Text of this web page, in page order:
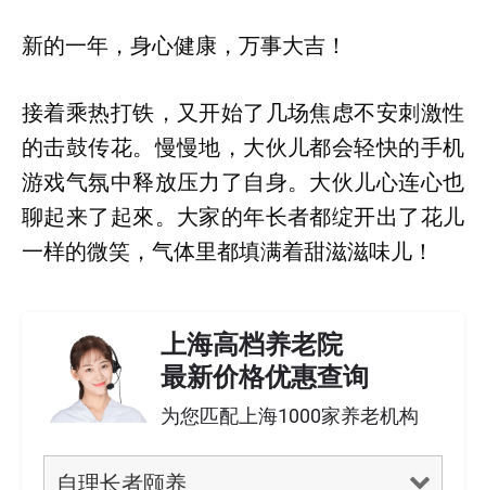
新的一年，身心健康，万事大吉！
接着乘热打铁，又开始了几场焦虑不安刺激性
的击鼓传花。慢慢地，大伙儿都会轻快的手机
游戏气氛中释放压力了自身。大伙儿心连心也
聊起来了起來。大家的年长者都绽开出了花儿
一样的微笑，气体里都填满着甜滋滋味儿！
上海高档养老院
最新价格优惠查询
为您匹配上海1000家养老机构